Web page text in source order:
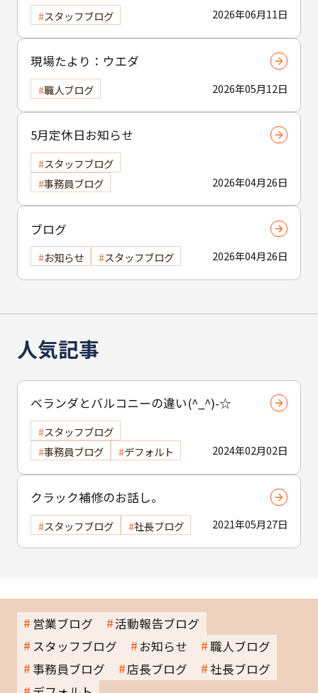
｜ 色選びの失敗を防ぐポイント
2026年06月11日
スタッフブログ
現場たより：ウエダ
2026年05月12日
職人ブログ
5月定休日お知らせ
2026年04月26日
スタッフブログ
事務員ブログ
ブログ
2026年04月26日
お知らせ スタッフブログ
人気記事
ベランダとバルコニーの違い(^_^)-☆
2024年02月02日
スタッフブログ
事務員ブログ
デフォルト
クラック補修のお話し。
2021年05月27日
スタッフブログ 社長ブログ
営業ブログ
活動報告ブログ
スタッフブログ
お知らせ
職人ブログ
事務員ブログ
店長ブログ
社長ブログ